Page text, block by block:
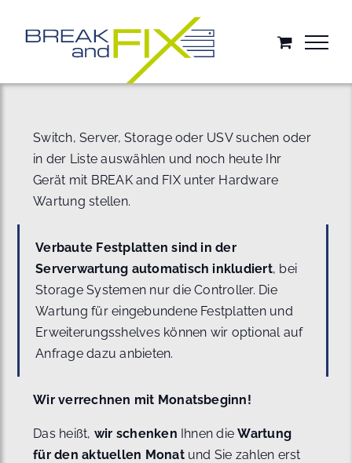
springen
Switch, Server, Storage oder USV suchen oder
in der Liste auswählen und noch heute Ihr
Gerät mit BREAK and FIX unter Hardware
Wartung stellen.
Verbaute Festplatten sind in der
Serverwartung automatisch inkludiert, bei
Storage Systemen nur die Controller. Die
Wartung für eingebundene Festplatten und
Erweiterungsshelves können wir optional auf
Anfrage dazu anbieten.
Wir verrechnen mit Monatsbeginn!
Das heißt, wir schenken Ihnen dieWartung
für den aktuellen Monat und Sie zahlen erst